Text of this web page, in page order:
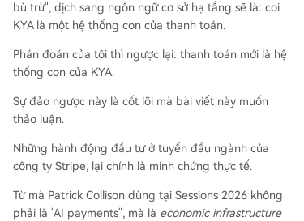
bù trừ", dịch sang ngôn ngữ cơ sở hạ tầng sẽ là: coi
KYA là một hệ thống con của thanh toán.
Phán đoán của tôi thì ngược lại: thanh toán mới là hệ
thống con của KYA.
Sự đảo ngược này là cốt lõi mà bài viết này muốn
thảo luận.
Những hành động đầu tư ở tuyến đầu ngành của
công ty Stripe, lại chính là minh chứng thực tế.
Từ mà Patrick Collison dùng tại Sessions 2026 không
phải là "AI payments", mà là economic infrastructure